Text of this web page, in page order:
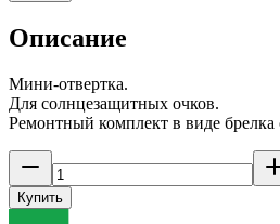
Описание
Мини-отвертка.
Для солнцезащитных очков.
Ремонтный комплект в виде брелка
Купить